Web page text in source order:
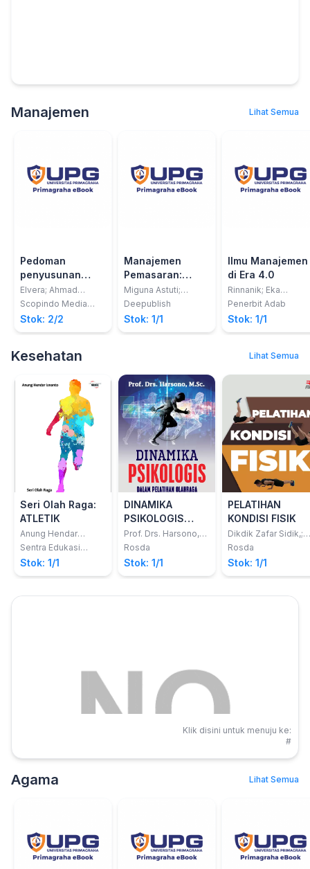
Manajemen Lihat Semua
Pedoman
penyusunan
penulisan
proposal
penelitian dan
skripsi program
informasi
Elvera; Ahmad
Feriyansyah,
S.E.,M.Si; Kusnita
Yusmiarti, S.Kom.,
M.Kom; Heriansyah,
6 Lainnya]
Scopindo Media
Pustaka
Stok: 2/2
Manajemen
Pemasaran:
UMKM Dan
Digital Sosial
Media
Miguna Astuti;
Nurhafifah
Matondang
Deepublish
Stok: 1/1
Ilmu Manajemen
di Era 4.0
Rinnanik; Eka
Pariyanti; dkk
Penerbit Adab
Stok: 1/1
Kesehatan Lihat Semua
Seri Olah Raga:
ATLETIK
Anung Hendar
Isnanto
Sentra Edukasi
Media
Stok: 1/1
DINAMIKA
PSIKOLOGIS
DALAM
PELATIHAN
OLAHRAGA
Prof. Drs. Harsono,
M.Sc.
Rosda
Stok: 1/1
PELATIHAN
KONDISI FISIK
Dikdik Zafar Sidik,;
dkk
Rosda
Stok: 1/1
Klik disini untuk menuju ke:
#
Agama Lihat Semua